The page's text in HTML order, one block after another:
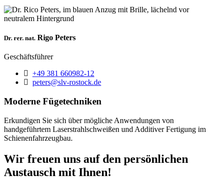
Dr. rer. nat. Rigo Peters
Geschäftsführer
Telefon:
+49 381 660982-12
E-Mail:
peters@slv-rostock.de
Moderne Fügetechniken
Erkundigen Sie sich über mögliche Anwendungen von
handgeführtem Laserstrahlschweißen und Additiver Fertigung im
Schienenfahrzeugbau.
Wir freuen uns auf den persönlichen
Austausch mit Ihnen!